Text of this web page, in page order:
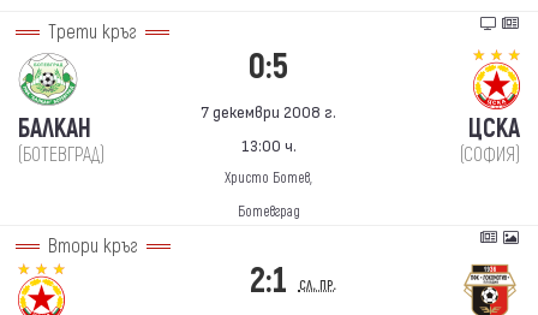
Трети кръг
БАЛКАН
(БОТЕВГРАД)
0:5
7 декември 2008 г.
13:00 ч.
Христо Ботев,
Ботевград
ЦСКА
(СОФИЯ)
Втори кръг
2:1 сл. пр.